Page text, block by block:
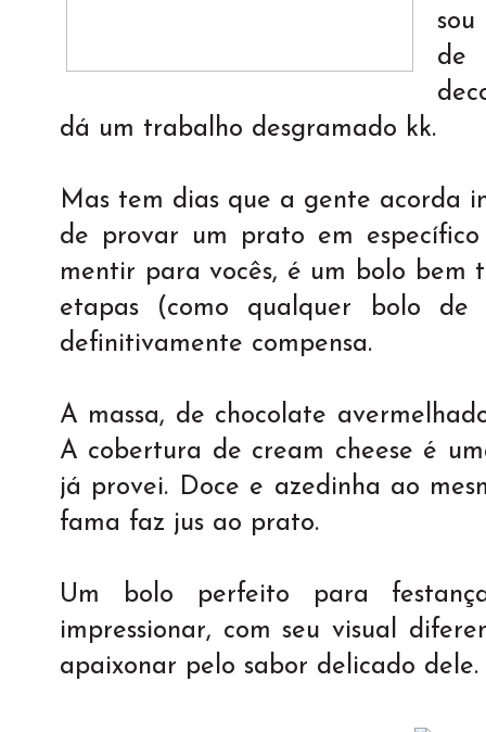
sou
de
dá um trabalho desgramado kk.
Mas tem dias que a gente acorda
de provar um prato em
mentir para vocês, é um bolo bem
etapas (como qualquer bolo de
definitivamente compensa.
A massa, de chocolate
A cobertura de cream cheese é
já provei. Doce e azedinha ao
fama faz jus ao prato.
Um bolo perfeito para
impressionar, com seu visual
apaixonar pelo sabor delicado dele.